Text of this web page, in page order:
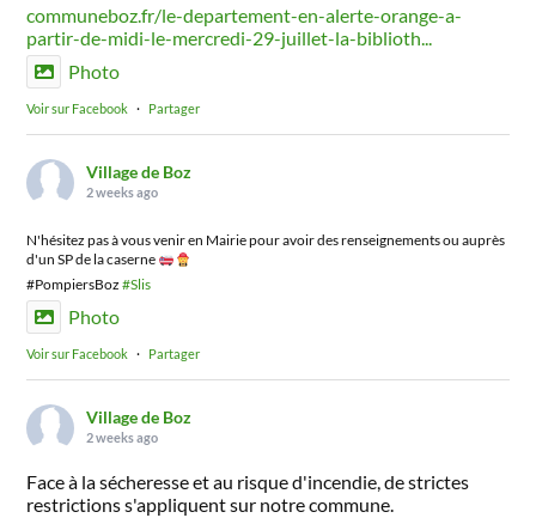
communeboz.fr/le-departement-en-alerte-orange-a-
partir-de-midi-le-mercredi-29-juillet-la-biblioth...
Photo
Voir sur Facebook · Partager
Village de Boz
2 weeks ago
N'hésitez pas à vous venir en Mairie pour avoir des renseignements ou auprès
d'un SP de la caserne
#PompiersBoz#Slis
Photo
Voir sur Facebook · Partager
Village de Boz
2 weeks ago
Face à la sécheresse et au risque d'incendie, de strictes
restrictions s'appliquent sur notre commune.